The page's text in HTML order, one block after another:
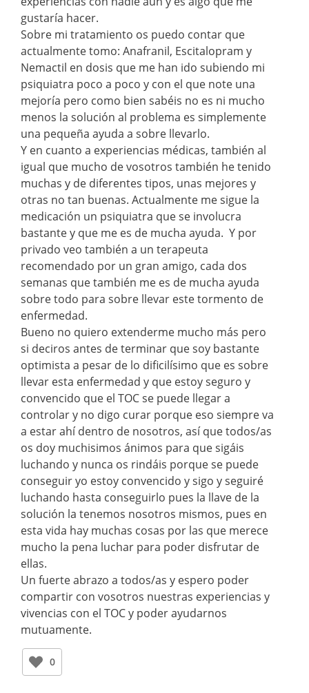
gustaría hacer.
Sobre mi tratamiento os puedo contar que
actualmente tomo: Anafranil, Escitalopram y
Nemactil en dosis que me han ido subiendo mi
psiquiatra poco a poco y con el que note una
mejoría pero como bien sabéis no es ni mucho
menos la solución al problema es simplemente
una pequeña ayuda a sobre llevarlo.
Y en cuanto a experiencias médicas, también al
igual que mucho de vosotros también he tenido
muchas y de diferentes tipos, unas mejores y
otras no tan buenas. Actualmente me sigue la
medicación un psiquiatra que se involucra
bastante y que me es de mucha ayuda. Y por
privado veo también a un terapeuta
recomendado por un gran amigo, cada dos
semanas que también me es de mucha ayuda
sobre todo para sobre llevar este tormento de
enfermedad.
Bueno no quiero extenderme mucho más pero
si deciros antes de terminar que soy bastante
optimista a pesar de lo dificilísimo que es sobre
llevar esta enfermedad y que estoy seguro y
convencido que el TOC se puede llegar a
controlar y no digo curar porque eso siempre va
a estar ahí dentro de nosotros, así que todos/as
os doy muchisimos ánimos para que sigáis
luchando y nunca os rindáis porque se puede
conseguir yo estoy convencido y sigo y seguiré
luchando hasta conseguirlo pues la llave de la
solución la tenemos nosotros mismos, pues en
esta vida hay muchas cosas por las que merece
mucho la pena luchar para poder disfrutar de
ellas.
Un fuerte abrazo a todos/as y espero poder
compartir con vosotros nuestras experiencias y
vivencias con el TOC y poder ayudarnos
mutuamente.
0